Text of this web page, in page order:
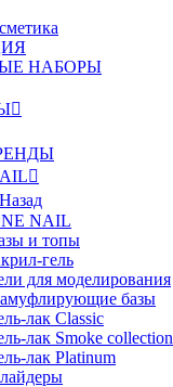
НАБОРЫ
Назад
NAIL
и топы
гель
для моделирования
базы
лак Classic
лак Smoke collection
лак Platinum